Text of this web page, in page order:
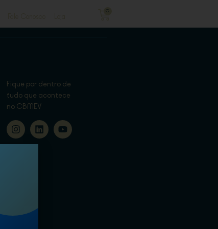
0
Fique por dentro de
tudo que acontece
no CBMEV